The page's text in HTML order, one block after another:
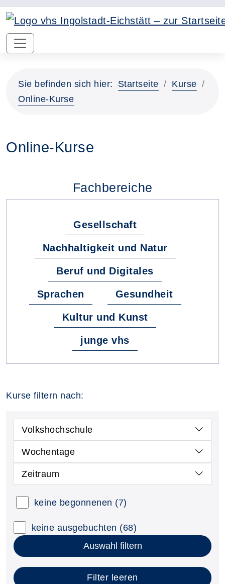
Sie befinden sich hier: Startseite
Kurse
Online-Kurse
Online-Kurse
Fachbereiche
Gesellschaft
Nachhaltigkeit und Natur
Beruf und Digitales
Sprachen Gesundheit
Kultur und Kunst
junge vhs
Kurse filtern nach:
Volkshochschule
Wochentage
Zeitraum
keine begonnenen (7)
keine ausgebuchten (68)
Auswahl filtern
Filter leeren